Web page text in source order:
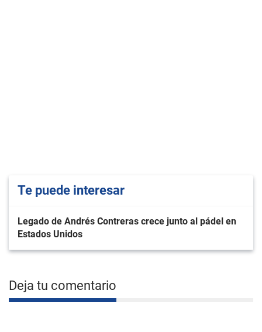
Te puede interesar
Legado de Andrés Contreras crece junto al pádel en
Estados Unidos
Deja tu comentario